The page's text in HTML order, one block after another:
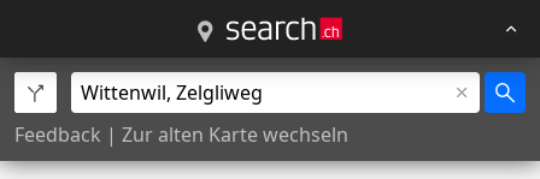
Feedback | Zur alten Karte wechseln